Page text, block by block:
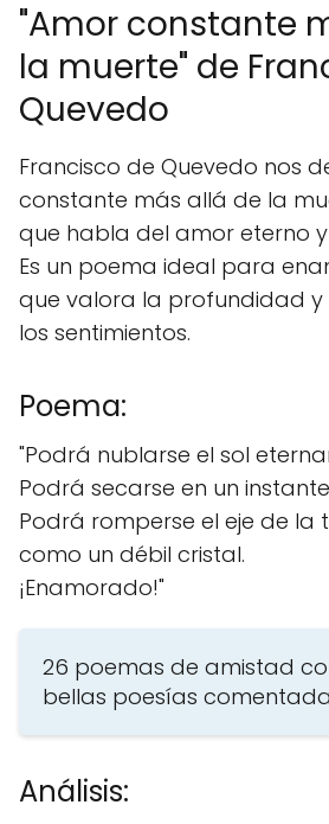
"Amor constante
la muerte" de
Quevedo
Francisco de Quevedo nos
constante más allá de la
que habla del amor eterno
Es un poema ideal para
que valora la profundidad
los sentimientos.
Poema:
"Podrá nublarse el sol
Podrá secarse en un
Podrá romperse el eje de la
como un débil cristal.
¡Enamorado!"
26 poemas de amistad
bellas poesías
Análisis: